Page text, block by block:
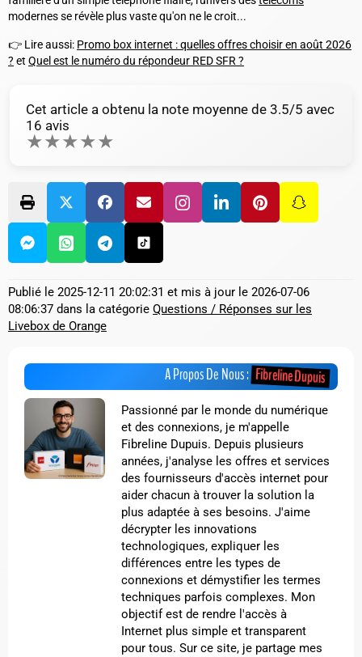
modernes se révèle plus vaste qu'on ne le croit...
👉 Lire aussi: Promo box internet : quelles offres choisir en août 2026
? et Quel est le numéro du répondeur RED SFR ?
Cet article a obtenu la note moyenne de 3.5/5 avec
16 avis
★★★★★
Publié le 2025-12-11 20:02:31 et mis à jour le 2026-07-06
08:06:37 dans la catégorie Questions / Réponses sur les
Livebox de Orange
A Propos De Nous :Fibreline Dupuis
Passionné par le monde du numérique
et des connexions, je m'appelle
Fibreline Dupuis. Depuis plusieurs
années, j'analyse les offres et services
des fournisseurs d'accès internet pour
aider chacun à trouver la solution la
plus adaptée à ses besoins. J'aime
décrypter les innovations
technologiques, expliquer les
différences entre les types de
connexions et démystifier les termes
techniques parfois complexes. Mon
objectif est de rendre l'accès à
Internet plus simple et transparent
pour tous. Sur ce site, je partage mes